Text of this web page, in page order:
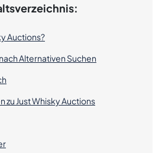
Auctions?
Alternativen Suchen
zu Just Whisky Auctions